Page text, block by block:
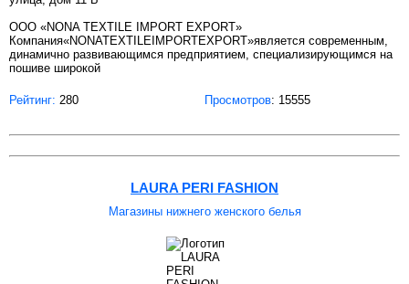
ООО «NONA TEXTILE IMPORT EXPORT»
Компания«NONATEXTILEIMPORTEXPORT»является современным,
динамично развивающимся предприятием, специализирующимся на
пошиве широкой
Рейтинг: 280 Просмотров: 15555
LAURA PERI FASHION
Магазины нижнего женского белья